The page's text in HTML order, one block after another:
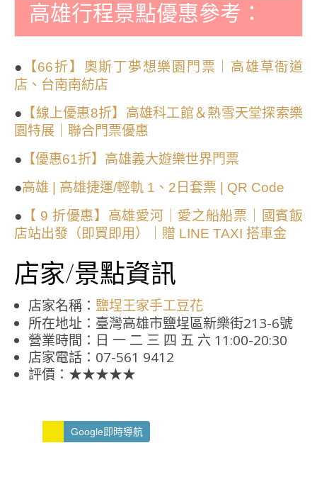
高雄行程景點優惠參考：
●
【66折】奧斯丁夢想樂園門票｜高雄草衙道
店、台南南紡店
● 【線上優惠8折】高雄科工館＆熱雪天堂探索樂
園特展｜聯合門票優惠
● 【優惠61折】高雄義大遊樂世界門票
●高雄 | 高雄捷運/輕軌 1、2日套票 | QR Code
● 【 9 折優惠】高雄愛河｜愛之船船票｜國賓飯
店站出發（即買即用）｜贈 LINE TAXI 搭車金
店家/景點資訊
店家名稱： 鹽埕王家手工豆花
所在地址：臺灣高雄市鹽埕區新樂街213-6號
營業時間：日 一 二 三 四 五 六 11:00-20:30
店家電話：07-561 9412
評價：★★★★★
Google即時導航